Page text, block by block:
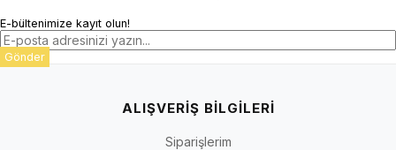
E-bültenimize kayıt olun!
Gönder
ALIŞVERİŞ BİLGİLERİ
Siparişlerim